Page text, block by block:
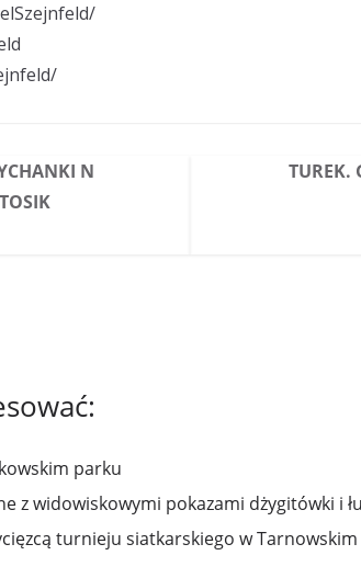
N
TUREK.
parku
z widowiskowymi pokazami dżygitówki i
turnieju siatkarskiego w Tarnowskim